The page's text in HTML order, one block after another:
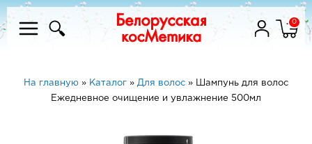
0
На главную » Каталог » Для волос »
Шампунь для волос
Ежедневное очищение и увлажнение 500мл